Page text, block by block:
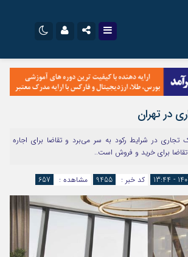
تلگرام
ایتا
در تهران
تجاری در شرایط رکود به سر می‌برد و تقاضا برای اجاره
تقاضا برای خرید و فروش است..
کد خبر : 9455 مشاهده : 657